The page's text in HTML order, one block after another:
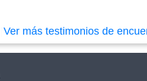
|Ver más testimonios de